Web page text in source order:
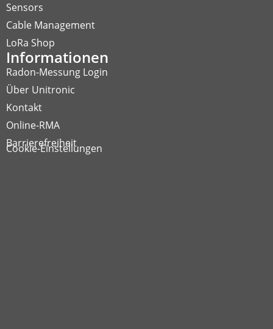
Sensors
Cable Management
LoRa Shop
Informationen
Radon-Messung Login
Über Unitronic
Kontakt
Online-RMA
Barrierefreiheit
Cookie-Einstellungen